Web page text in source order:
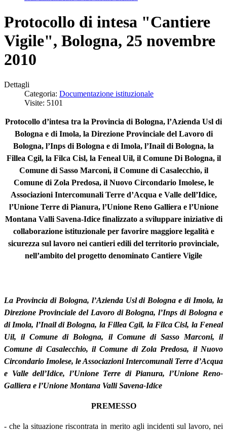
Protocollo di intesa "Cantiere
Vigile", Bologna, 25 novembre
2010
Dettagli
Categoria: Documentazione istituzionale
Visite: 5101
Protocollo d’intesa tra la Provincia di Bologna, l’Azienda Usl di
Bologna e di Imola, la Direzione Provinciale del Lavoro di
Bologna, l’Inps di Bologna e di Imola, l’Inail di Bologna, la
Fillea Cgil, la Filca Cisl, la Feneal Uil, il Comune Di Bologna, il
Comune di Sasso Marconi, il Comune di Casalecchio, il
Comune di Zola Predosa, il Nuovo Circondario Imolese, le
Associazioni Intercomunali Terre d’Acqua e Valle dell’Idice,
l’Unione Terre di Pianura, l’Unione Reno Galliera e l’Unione
Montana Valli Savena-Idice finalizzato a sviluppare iniziative di
collaborazione istituzionale per favorire maggiore legalità e
sicurezza sul lavoro nei cantieri edili del territorio provinciale,
nell’ambito del progetto denominato Cantiere Vigile
La Provincia di Bologna, l’Azienda Usl di Bologna e di Imola, la
Direzione Provinciale del Lavoro di Bologna, l’Inps di Bologna e
di Imola, l’Inail di Bologna, la Fillea Cgil, la Filca Cisl, la Feneal
Uil, il Comune di Bologna, il Comune di Sasso Marconi, il
Comune di Casalecchio, il Comune di Zola Predosa, il Nuovo
Circondario Imolese, le Associazioni Intercomunali Terre d’Acqua
e Valle dell’Idice, l’Unione Terre di Pianura, l’Unione Reno-
Galliera e l’Unione Montana Valli Savena-Idice
PREMESSO
- che la situazione riscontrata in merito agli incidenti sul lavoro, nei